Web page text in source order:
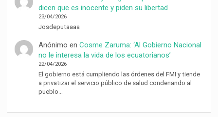
dicen que es inocente y piden su libertad
23/04/2026
Josdeputaaaa
Anónimo en Cosme Zaruma: ‘Al Gobierno Nacional
no le interesa la vida de los ecuatorianos’
22/04/2026
El gobierno está cumpliendo las órdenes del FMI y tiende
a privatizar el servicio público de salud condenando al
pueblo…